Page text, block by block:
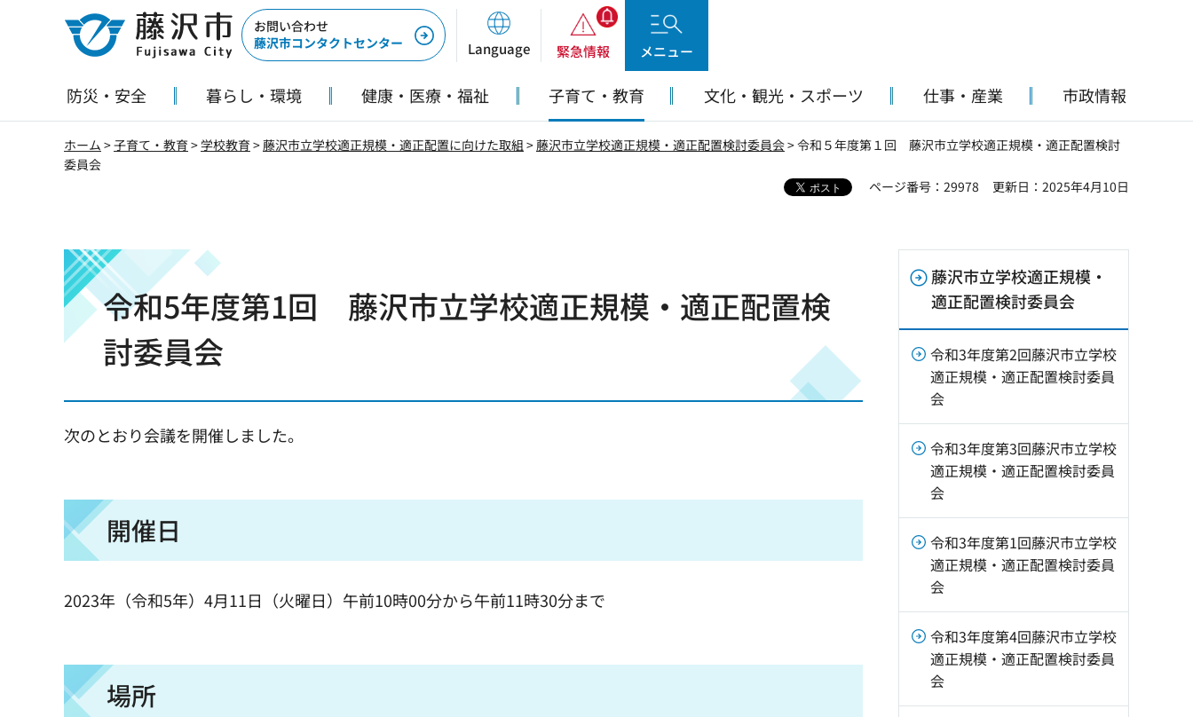
藤沢市
お問い合わせ
藤沢市コンタクトセンター
Language 緊急情報 メニュー
防災・安全 暮らし・環境 健康・医療・福祉 子育て・教育 文化・観光・スポーツ 仕事・産業 市政情報
ホーム >子育て・教育 >学校教育 >藤沢市立学校適正規模・適正配置に向けた取組>藤沢市立学校適正規模・適正配置検討委員会> 令和５年度第１回 藤沢市立学校適正規模・適正配置検討
委員会
ページ番号：29978
更新日：2025年4月10日
令和5年度第1回 藤沢市立学校適正規模・適正配置検
討委員会
次のとおり会議を開催しました。
開催日
2023年（令和5年）4月11日（火曜日）午前10時00分から午前11時30分まで
場所
藤沢市立学校適正規模・
適正配置検討委員会
令和3年度第2回藤沢市立学校
適正規模・適正配置検討委員
会
令和3年度第3回藤沢市立学校
適正規模・適正配置検討委員
会
令和3年度第1回藤沢市立学校
適正規模・適正配置検討委員
会
令和3年度第4回藤沢市立学校
適正規模・適正配置検討委員
会